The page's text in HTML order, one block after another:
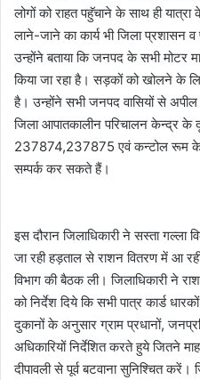
लोगों को राहत पहुॅचाने के साथ ही
लाने-जाने का कार्य भी जिला प्रशासन व
उन्होंने बताया कि जनपद के सभी मोटर
किया जा रहा है। सड़कों को खोलने के
है। उन्होंने सभी जनपद वासियों से
जिला आपातकालीन परिचालन केन्द्र के
237874,237875 एवं कन्टोल रूम
सम्पर्क कर सकते हैं।
इस दौरान जिलाधिकारी ने सस्ता गल्ला
जा रही हड़ताल से राशन वितरण में आ
विभाग की बैठक ली। जिलाधिकारी ने
को निर्देश दिये कि सभी पात्र कार्ड
दुकानों के अनुसार ग्राम प्रधानों,
अधिकारियों निर्देशित करते हुये जितने
दीपावली से पूर्व बटवाना सुनिश्चित करें।